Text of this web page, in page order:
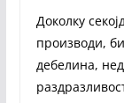
Доколку
производи,
дебелина,